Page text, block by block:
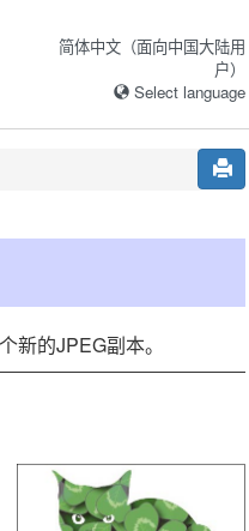
简体中文（面向中国大陆用
户）
Select language
新的JPEG副本。